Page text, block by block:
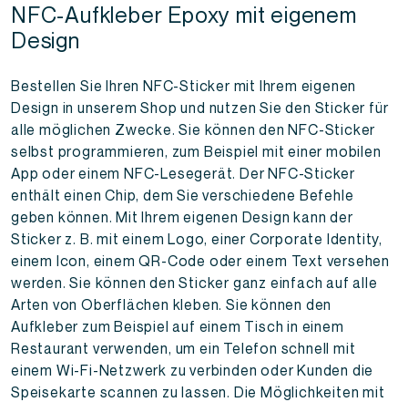
NFC-Aufkleber Epoxy mit eigenem
Design
Bestellen Sie Ihren NFC-Sticker mit Ihrem eigenen
Design in unserem Shop und nutzen Sie den Sticker für
alle möglichen Zwecke. Sie können den NFC-Sticker
selbst programmieren, zum Beispiel mit einer mobilen
App oder einem NFC-Lesegerät. Der NFC-Sticker
enthält einen Chip, dem Sie verschiedene Befehle
geben können. Mit Ihrem eigenen Design kann der
Sticker z. B. mit einem Logo, einer Corporate Identity,
einem Icon, einem QR-Code oder einem Text versehen
werden. Sie können den Sticker ganz einfach auf alle
Arten von Oberflächen kleben. Sie können den
Aufkleber zum Beispiel auf einem Tisch in einem
Restaurant verwenden, um ein Telefon schnell mit
einem Wi-Fi-Netzwerk zu verbinden oder Kunden die
Speisekarte scannen zu lassen. Die Möglichkeiten mit